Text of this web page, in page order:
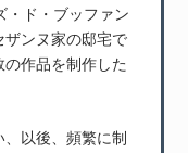
ド・ブッファン
ザンヌ家の邸宅で
作品を制作した
以後、頻繁に制